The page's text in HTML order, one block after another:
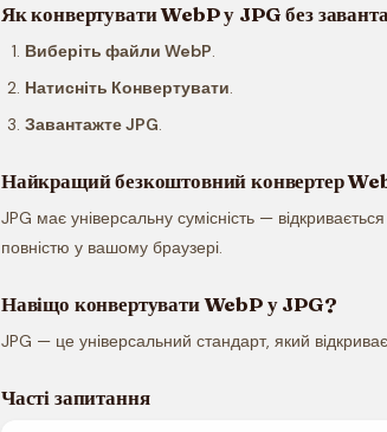
Як конвертувати WebP у JPG без
Виберіть файли WebP.
Натисніть Конвертувати.
Завантажте JPG.
Найкращий безкоштовний конвертер
JPG має універсальну сумісність —
повністю у вашому браузері.
Навіщо конвертувати WebP у JPG?
JPG — це універсальний стандарт, який
Часті запитання